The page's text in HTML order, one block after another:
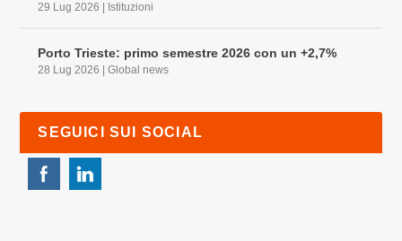
29 Lug 2026 Istituzioni
Porto Trieste: primo semestre 2026 con un +2,7%
28 Lug 2026 |Global news
SEGUICI SUI SOCIAL